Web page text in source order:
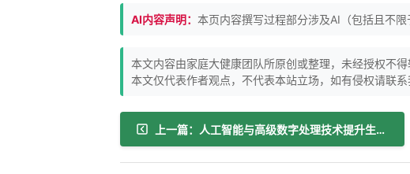
AI内容声明： 本页内容撰写过程部分涉及AI（包括且不
本文内容由家庭大健康团队所原创或整理，未经授权不
本文仅代表作者观点，不代表本站立场，如有侵权请联系
上一篇：人工智能与高级数字处理技术提升生物医学成像